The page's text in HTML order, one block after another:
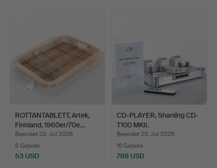
ROTTANTABLETT, Artek,
Finnland, 1960er/70e…
Beendet 23. Jul 2026
5 Gebote
53 USD
CD-PLAYER, Shanling CD-
T100 MKII.
Beendet 23. Jul 2026
16 Gebote
788 USD